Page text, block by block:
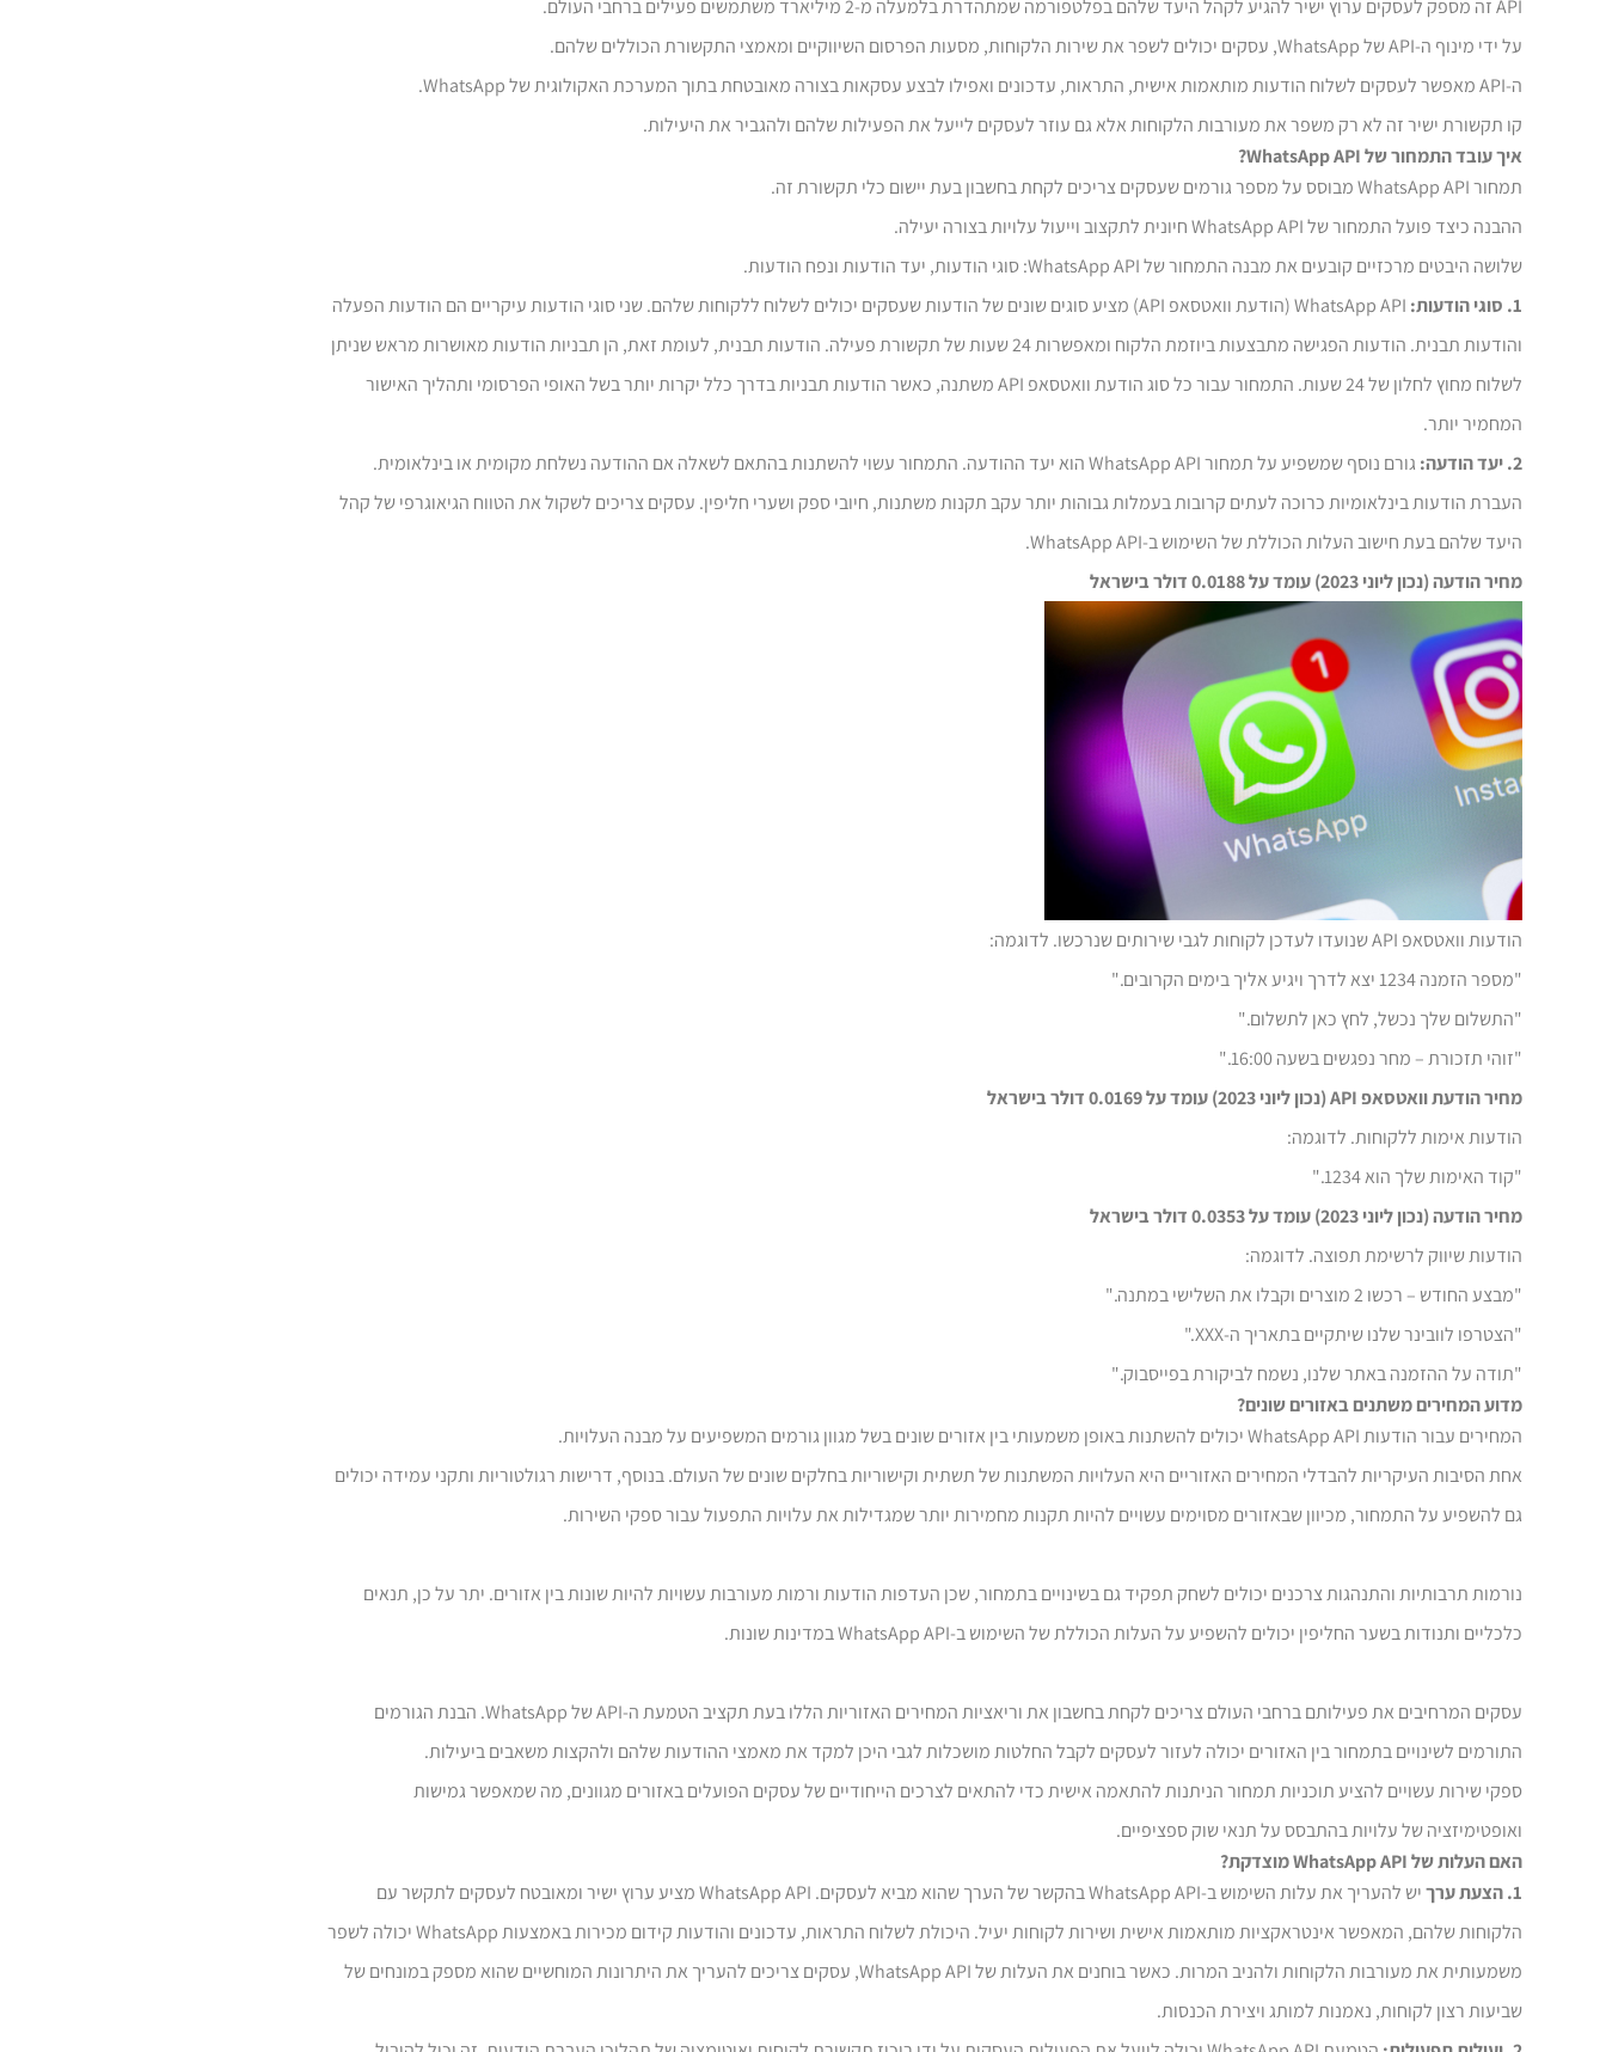
API זה מספק לעסקים ערוץ ישיר להגיע לקהל היעד שלהם בפלטפורמה שמתהדרת בלמעלה מ-2 מיליארד משתמשים פעילים ברחבי העולם.
על ידי מינוף ה-API של WhatsApp, עסקים יכולים לשפר את שירות הלקוחות, מסעות הפרסום השיווקיים ומאמצי התקשורת הכוללים שלהם.
ה-API מאפשר לעסקים לשלוח הודעות מותאמות אישית, התראות, עדכונים ואפילו לבצע עסקאות בצורה מאובטחת בתוך המערכת האקולוגית של WhatsApp.
קו תקשורת ישיר זה לא רק משפר את מעורבות הלקוחות אלא גם עוזר לעסקים לייעל את הפעילות שלהם ולהגביר את היעילות.
איך עובד התמחור של WhatsApp API?
תמחור WhatsApp API מבוסס על מספר גורמים שעסקים צריכים לקחת בחשבון בעת יישום כלי תקשורת זה.
ההבנה כיצד פועל התמחור של WhatsApp API חיונית לתקצוב וייעול עלויות בצורה יעילה.
שלושה היבטים מרכזיים קובעים את מבנה התמחור של WhatsApp API: סוגי הודעות, יעד הודעות ונפח הודעות.
1. סוגי הודעות:
WhatsApp API (הודעת וואטסאפ API) מציע סוגים שונים של הודעות שעסקים יכולים לשלוח ללקוחות שלהם. שני סוגי הודעות עיקריים הם הודעות הפעלה
והודעות תבנית. הודעות הפגישה מתבצעות ביוזמת הלקוח ומאפשרות 24 שעות של תקשורת פעילה. הודעות תבנית, לעומת זאת, הן תבניות הודעות מאושרות מראש שניתן
לשלוח מחוץ לחלון של 24 שעות. התמחור עבור כל סוג
הודעת וואטסאפ API
משתנה, כאשר הודעות תבניות בדרך כלל יקרות יותר בשל האופי הפרסומי ותהליך האישור
המחמיר יותר.
2. יעד הודעה:
גורם נוסף שמשפיע על תמחור WhatsApp API הוא יעד ההודעה. התמחור עשוי להשתנות בהתאם לשאלה אם ההודעה נשלחת מקומית או בינלאומית.
העברת הודעות בינלאומיות כרוכה לעתים קרובות בעמלות גבוהות יותר עקב תקנות משתנות, חיובי ספק ושערי חליפין. עסקים צריכים לשקול את הטווח הגיאוגרפי של קהל
היעד שלהם בעת חישוב העלות הכוללת של השימוש ב-WhatsApp API.
מחיר הודעה (נכון ליוני 2023) עומד על 0.0188 דולר בישראל
הודעות וואטסאפ API שנועדו לעדכן לקוחות לגבי שירותים שנרכשו. לדוגמה:
"מספר הזמנה 1234 יצא לדרך ויגיע אליך בימים הקרובים."
"התשלום שלך נכשל, לחץ כאן לתשלום."
"זוהי תזכורת – מחר נפגשים בשעה 16:00."
מחיר הודעת וואטסאפ API (נכון ליוני 2023) עומד על 0.0169 דולר בישראל
הודעות אימות ללקוחות. לדוגמה:
"קוד האימות שלך הוא 1234."
מחיר הודעה (נכון ליוני 2023) עומד על 0.0353 דולר בישראל
הודעות שיווק לרשימת תפוצה. לדוגמה:
"מבצע החודש – רכשו 2 מוצרים וקבלו את השלישי במתנה."
"הצטרפו לוובינר שלנו שיתקיים בתאריך ה-XXX."
"תודה על ההזמנה באתר שלנו, נשמח לביקורת בפייסבוק."
מדוע המחירים משתנים באזורים שונים?
המחירים עבור הודעות WhatsApp API יכולים להשתנות באופן משמעותי בין אזורים שונים בשל מגוון גורמים המשפיעים על מבנה העלויות.
אחת הסיבות העיקריות להבדלי המחירים האזוריים היא העלויות המשתנות של תשתית וקישוריות בחלקים שונים של העולם. בנוסף, דרישות רגולטוריות ותקני עמידה יכולים
גם להשפיע על התמחור, מכיוון שבאזורים מסוימים עשויים להיות תקנות מחמירות יותר שמגדילות את עלויות התפעול עבור ספקי השירות.
נורמות תרבותיות והתנהגות צרכנים יכולים לשחק תפקיד גם בשינויים בתמחור, שכן העדפות הודעות ורמות מעורבות עשויות להיות שונות בין אזורים. יתר על כן, תנאים
כלכליים ותנודות בשער החליפין יכולים להשפיע על העלות הכוללת של השימוש ב-WhatsApp API במדינות שונות.
עסקים המרחיבים את פעילותם ברחבי העולם צריכים לקחת בחשבון את וריאציות המחירים האזוריות הללו בעת תקציב הטמעת ה-API של WhatsApp. הבנת הגורמים
התורמים לשינויים בתמחור בין האזורים יכולה לעזור לעסקים לקבל החלטות מושכלות לגבי היכן למקד את מאמצי ההודעות שלהם ולהקצות משאבים ביעילות.
ספקי שירות עשויים להציע תוכניות תמחור הניתנות להתאמה אישית כדי להתאים לצרכים הייחודיים של עסקים הפועלים באזורים מגוונים, מה שמאפשר גמישות
ואופטימיזציה של עלויות בהתבסס על תנאי שוק ספציפיים.
האם העלות של WhatsApp API מוצדקת?
1. הצעת ערך
יש להעריך את עלות השימוש ב-WhatsApp API בהקשר של הערך שהוא מביא לעסקים. WhatsApp API מציע ערוץ ישיר ומאובטח לעסקים לתקשר עם
הלקוחות שלהם, המאפשר אינטראקציות מותאמות אישית ושירות לקוחות יעיל. היכולת לשלוח התראות, עדכונים והודעות קידום מכירות באמצעות WhatsApp יכולה לשפר
משמעותית את מעורבות הלקוחות ולהניב המרות. כאשר בוחנים את העלות של WhatsApp API, עסקים צריכים להעריך את היתרונות המוחשיים שהוא מספק במונחים של
שביעות רצון לקוחות, נאמנות למותג ויצירת הכנסות.